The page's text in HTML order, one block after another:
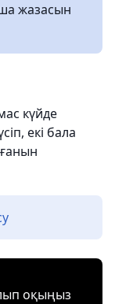
жазасын
күйде
екі бала
оқыңыз